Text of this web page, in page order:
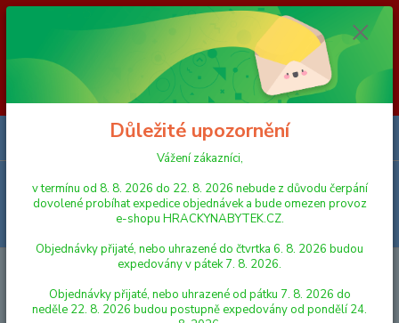
Vážení zákazníci, v termínu od 8. 8. 2026 do 23. 8. 2026 nebude z
důvodu čerpání dovolené probíhat expedice objednávek a bude omezen
provoz e-shopu HRACKYNABYTEK.CZ. Objednávky přijaté, nebo
uhrazené do čtvrtka 6. 8. 2026 budou expedovány v pátek 7. 8. 2026.
Objednávky přijaté, nebo uhrazené od pátku 7. 8. 2026 do neděle 23. 8.
2026 budou postupně expedovány od pondělí 24. 8. 2026. Děkujeme za
pochopení HRACKYNABYTEK.CZ
Dino Puzzle deskové Krtek na výletě 15 dílků
Dino Puzzle deskové Krtek na
Důležité upozornění
Vážení zákazníci,
v termínu od 8. 8. 2026 do 22. 8. 2026 nebude z důvodu čerpání
dovolené probíhat expedice objednávek a bude omezen provoz
e-shopu HRACKYNABYTEK.CZ.
Objednávky přijaté, nebo uhrazené do čtvrtka 6. 8. 2026 budou
expedovány v pátek 7. 8. 2026.
Objednávky přijaté, nebo uhrazené od pátku 7. 8. 2026 do
neděle 22. 8. 2026 budou postupně expedovány od pondělí 24.